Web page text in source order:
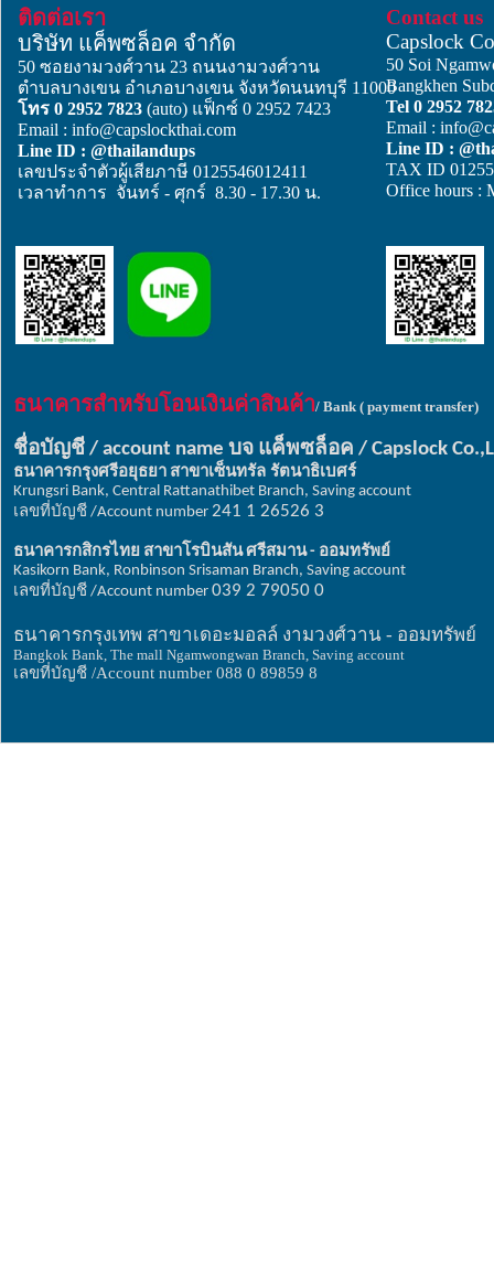
ติดต่อเรา
บริษัท แค็พซล็อค จำกัด
50 ซอยงามวงศ์วาน 23 ถนนงามวงศ์วาน
ตำบลบางเขน อำเภอบางเขน จังหวัดนนทบุรี 11000
โทร 0 2952 7823 (auto) แฟ็กซ์ 0 2952 7423
Email : info@capslockthai.com
Line ID : @thailandups
เลขประจำตัวผู้เสียภาษี 0125546012411
เวลาทำการ จันทร์ - ศุกร์ 8.30 - 17.30 น.
Contact us
Capslock
50 Soi
Bangkhen
Tel 0 2952
Email :
Line ID :
TAX ID
Office hours :
ธนาคารสำหรับโอนเงินค่าสินค้า/ Bank ( payment transfer)
ชื่อบัญชี / account name บจ แค็พซล็อค / Capslock
ธนาคารกรุงศรีอยุธยา สาขาเซ็นทรัล รัตนาธิเบศร์
Krungsri Bank, Central Rattanathibet Branch, Saving account
เลขที่บัญชี /Account number 241 1 26526 3
ธนาคารกสิกรไทย สาขาโรบินสันศรีสมาน- ออมทรัพย์
Kasikorn Bank, Ronbinson Srisaman Branch, Saving account
เลขที่บัญชี /Account number 039 2 79050 0
ธนาคารกรุงเทพ สาขาเดอะมอลล์ งามวงศ์วาน - ออมทรัพย์
Bangkok Bank, The mall Ngamwongwan Branch, Saving account
เลขที่บัญชี /Account number 088 0 89859 8